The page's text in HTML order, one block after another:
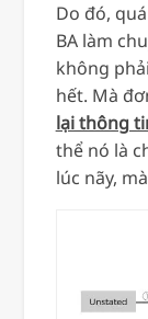
Do đó,
BA làm
không
hết. Mà
lại thông
thể nó là
lúc nãy,